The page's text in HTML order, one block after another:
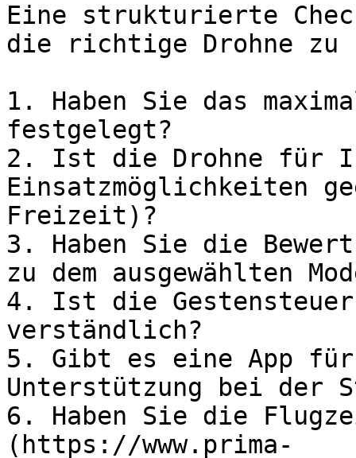
Eine strukturierte
die richtige Drohne zu
1. Haben Sie das
festgelegt?
2. Ist die Drohne für
Einsatzmöglichkeiten
Freizeit)?
3. Haben Sie die
zu dem ausgewählten
4. Ist die
verständlich?
5. Gibt es eine App für
Unterstützung bei der
6. Haben Sie die
(https://www.prima-